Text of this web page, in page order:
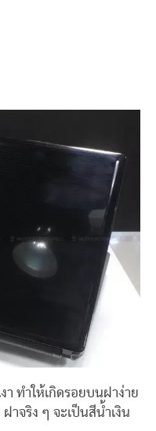
ทำให้เกิดรอยบนฝาง่าย
าจริง ๆ จะเป็นสีน้ำเงิน